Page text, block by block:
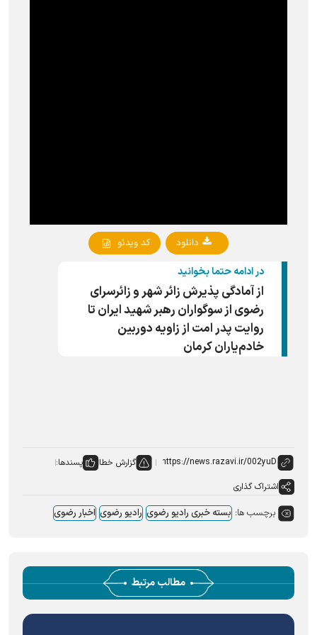
کد ویدئو دانلود
در ادامه حتما بخوانید
از آمادگی پذیرش زائر شهر و زائرسرای
رضوی از سوگواران رهبر شهید ایران تا
روایت پدر امت از زاویه دوربین
خادم‌یاران کرمان
گزارش خطا
پسندها:
اشتراک گذاری
برچسب ها: بسته خبری رادیو رضوی رادیو رضوی اخبار رضوی
مطالب مرتبط